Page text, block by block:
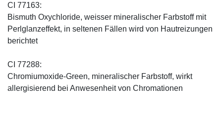
CI 77163:
Bismuth Oxychloride, weisser mineralischer Farbstoff mit
Perlglanzeffekt, in seltenen Fällen wird von Hautreizungen
berichtet
CI 77288:
Chromiumoxide-Green, mineralischer ­Farbstoff, wirkt
allergisierend bei Anwesenheit von Chromationen